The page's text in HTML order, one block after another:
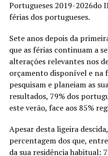
Portugueses 2019-2026do
férias dos portugueses.
Sete anos depois da
que as férias continuam a
alterações relevantes nos
orçamento disponível e na
pesquisam e planeiam as
resultados, 79% dos
este verão, face aos 85%
Apesar desta ligeira
percentagem dos que,
da sua residência habitual: